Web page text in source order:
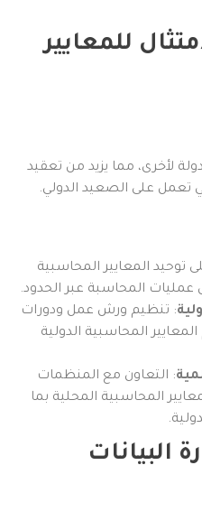
للمعايير
لأخرى، مما يزيد من تعقيد
تعمل على الصعيد الدولي.
توحيد المعايير المحاسبية
عمليات المحاسبة عبر الحدود.
: تنظيم ورش عمل ودورات
المحاسبية الدولية
: التعاون مع المنظمات
المحاسبية المحلية بما
البيانات